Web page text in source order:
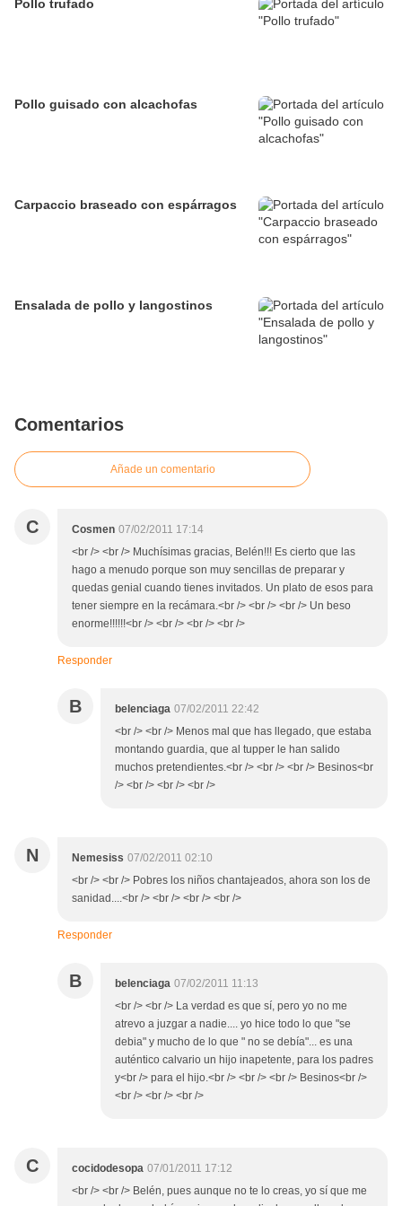
Pollo trufado
Pollo guisado con alcachofas
Carpaccio braseado con espárragos
Ensalada de pollo y langostinos
Comentarios
Añade un comentario
C Cosmen 07/02/2011 17:14
<br /> <br /> Muchísimas gracias, Belén!!! Es cierto que las
hago a menudo porque son muy sencillas de preparar y
quedas genial cuando tienes invitados. Un plato de esos para
tener siempre en la recámara.<br /> <br /> <br /> Un beso
enorme!!!!!!<br /> <br /> <br /> <br />
Responder
B belenciaga 07/02/2011 22:42
<br /> <br /> Menos mal que has llegado, que estaba
montando guardia, que al tupper le han salido
muchos pretendientes.<br /> <br /> <br /> Besinos<br
/> <br /> <br /> <br />
N Nemesiss 07/02/2011 02:10
<br /> <br /> Pobres los niños chantajeados, ahora son los de
sanidad....<br /> <br /> <br /> <br />
Responder
B belenciaga 07/02/2011 11:13
<br /> <br /> La verdad es que sí, pero yo no me
atrevo a juzgar a nadie.... yo hice todo lo que "se
debia" y mucho de lo que " no se debía"... es una
auténtico calvario un hijo inapetente, para los padres
y<br /> para el hijo.<br /> <br /> <br /> Besinos<br />
<br /> <br /> <br />
C cocidodesopa 07/01/2011 17:12
<br /> <br /> Belén, pues aunque no te lo creas, yo sí que me